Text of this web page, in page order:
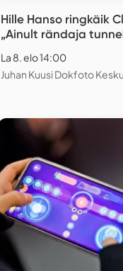
Hille Hanso ringkäik
„Ainult rändaja
La 8. elo 14:00
Juhan Kuusi Dokfoto